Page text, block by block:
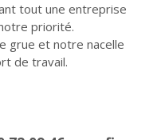
tout une entreprise
priorité.
grue et notre nacelle
de travail.